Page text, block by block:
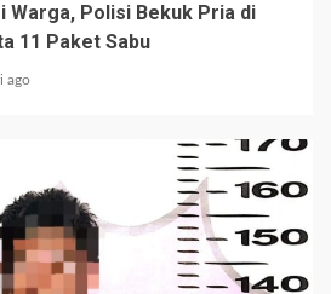
Warga, Polisi Bekuk Pria di
11 Paket Sabu
ago